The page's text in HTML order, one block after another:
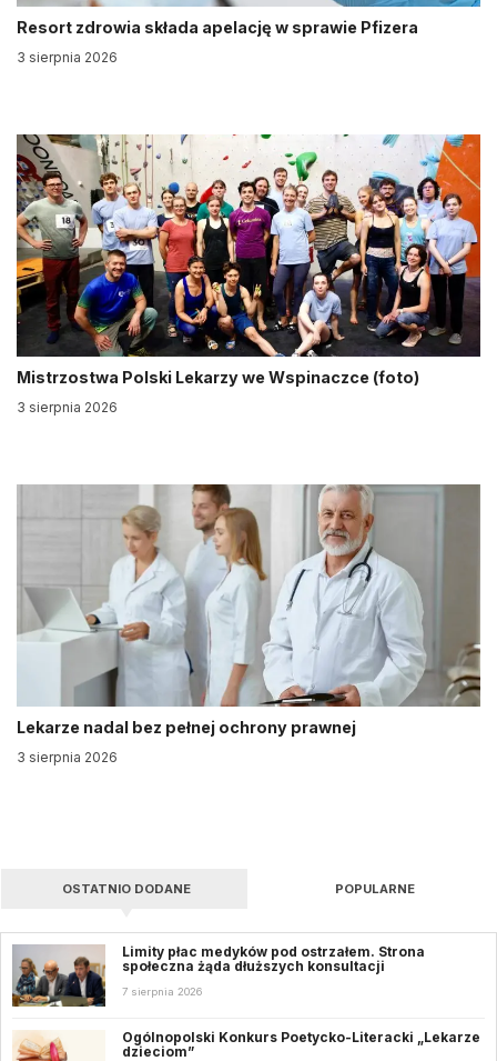
Resort zdrowia składa apelację w sprawie Pfizera
3 sierpnia 2026
Mistrzostwa Polski Lekarzy we Wspinaczce (foto)
3 sierpnia 2026
Lekarze nadal bez pełnej ochrony prawnej
3 sierpnia 2026
OSTATNIO DODANE POPULARNE
Limity płac medyków pod ostrzałem. Strona
społeczna żąda dłuższych konsultacji
7 sierpnia 2026
Ogólnopolski Konkurs Poetycko-Literacki „Lekarze
dzieciom”